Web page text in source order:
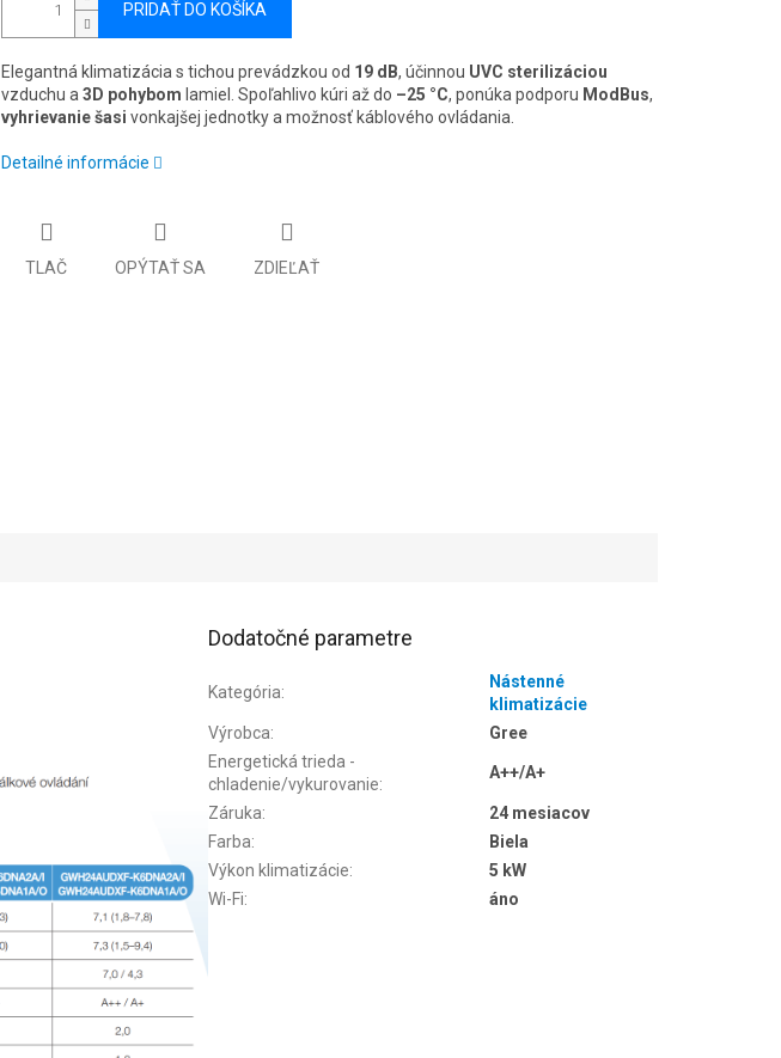
PRIDAŤ DO KOŠÍKA
Elegantná klimatizácia s tichou prevádzkou od 19 dB, účinnou UVC sterilizáciou
vzduchu a3D pohybom lamiel. Spoľahlivo kúri až do –25 °C, ponúka podporu ModBus,
vyhrievanie šasi vonkajšej jednotky a možnosť káblového ovládania.
Detailné informácie
TLAČ OPÝTAŤ SA ZDIEĽAŤ
Dodatočné parametre
Kategória:
Nástenné
klimatizácie
Výrobca:
Gree
Energetická trieda -
chladenie/vykurovanie:
A++/A+
Záruka:
24 mesiacov
Farba:
Biela
Výkon klimatizácie:
5 kW
Wi-Fi: áno